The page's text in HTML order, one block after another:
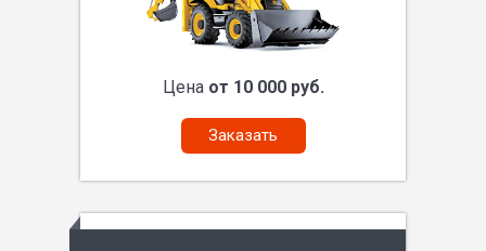
Цена от 10 000 руб.
Заказать